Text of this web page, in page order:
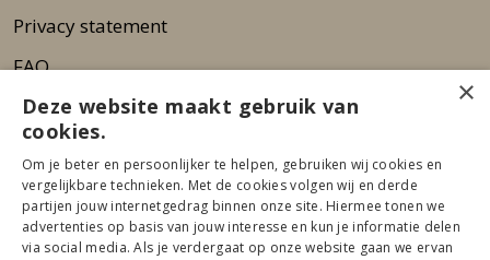
Privacy statement
FAQ
Wie zijn wij?
Nieuwsbrief
Pers
×
Deze website maakt gebruik van
cookies.
Om je beter en persoonlijker te helpen, gebruiken wij cookies en
vergelijkbare technieken. Met de cookies volgen wij en derde
partijen jouw internetgedrag binnen onze site. Hiermee tonen we
advertenties op basis van jouw interesse en kun je informatie delen
via social media. Als je verdergaat op onze website gaan we ervan